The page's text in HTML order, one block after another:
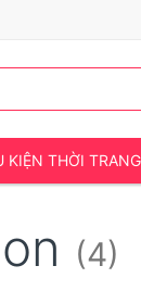
KIỆN THỜI TRANG
(4)